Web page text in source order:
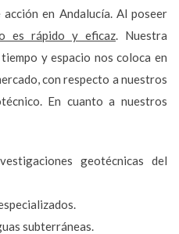
en Andalucía. Al poseer
es rápido y eficaz. Nuestra
y espacio nos coloca en
con respecto a nuestros
En cuanto a nuestros
geotécnicas del
subterráneas.